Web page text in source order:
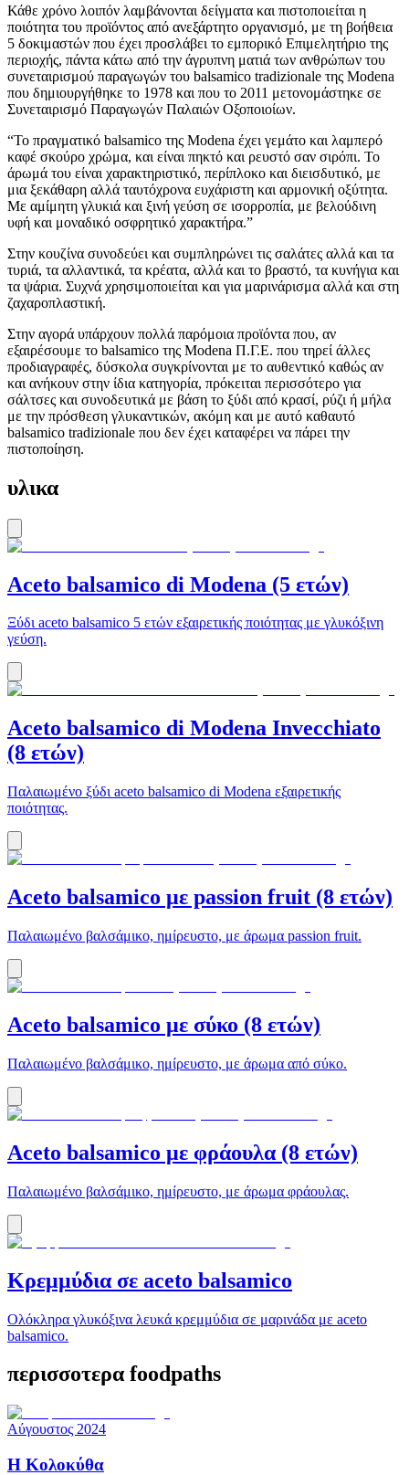
Κάθε χρόνο λοιπόν λαμβάνονται δείγματα και πιστοποιείται η
ποιότητα του προϊόντος από ανεξάρτητο οργανισμό, με τη βοήθεια
5 δοκιμαστών που έχει προσλάβει το εμπορικό Επιμελητήριο της
περιοχής, πάντα κάτω από την άγρυπνη ματιά των ανθρώπων του
συνεταιρισμού παραγωγών του balsamico tradizionale της Modena
που δημιουργήθηκε το 1978 και που το 2011 μετονομάστηκε σε
Συνεταιρισμό Παραγωγών Παλαιών Οξοποιοίων.
“Το πραγματικό balsamico της Modena έχει γεμάτο και λαμπερό
καφέ σκούρο χρώμα, και είναι πηκτό και ρευστό σαν σιρόπι. Το
άρωμά του είναι χαρακτηριστικό, περίπλοκο και διεισδυτικό, με
μια ξεκάθαρη αλλά ταυτόχρονα ευχάριστη και αρμονική οξύτητα.
Με αμίμητη γλυκιά και ξινή γεύση σε ισορροπία, με βελούδινη
υφή και μοναδικό οσφρητικό χαρακτήρα.”
Στην κουζίνα συνοδεύει και συμπληρώνει τις σαλάτες αλλά και τα
τυριά, τα αλλαντικά, τα κρέατα, αλλά και το βραστό, τα κυνήγια και
τα ψάρια. Συχνά χρησιμοποιείται και για μαρινάρισμα αλλά και στη
ζαχαροπλαστική.
Στην αγορά υπάρχουν πολλά παρόμοια προϊόντα που, αν
εξαιρέσουμε το balsamico της Modena Π.Γ.Ε. που τηρεί άλλες
προδιαγραφές, δύσκολα συγκρίνονται με το αυθεντικό καθώς αν
και ανήκουν στην ίδια κατηγορία, πρόκειται περισσότερο για
σάλτσες και συνοδευτικά με βάση το ξύδι από κρασί, ρύζι ή μήλα
με την πρόσθεση γλυκαντικών, ακόμη και με αυτό καθαυτό
balsamico tradizionale που δεν έχει καταφέρει να πάρει την
πιστοποίηση.
υλικα
Aceto balsamico di Modena (5 ετών)
Ξύδι aceto balsamico 5 ετών εξαιρετικής ποιότητας με γλυκόξινη
γεύση.
Aceto balsamico di Modena Invecchiato
(8 ετών)
Παλαιωμένο ξύδι aceto balsamico di Μodena εξαιρετικής
ποιότητας.
Aceto balsamico με passion fruit (8 ετών)
Παλαιωμένο βαλσάμικο, ημίρευστο, με άρωμα passion fruit.
Aceto balsamico με σύκο (8 ετών)
Παλαιωμένο βαλσάμικο, ημίρευστο, με άρωμα από σύκο.
Aceto balsamico με φράουλα (8 ετών)
Παλαιωμένο βαλσάμικο, ημίρευστο, με άρωμα φράουλας.
Κρεμμύδια σε aceto balsamico
Ολόκληρα γλυκόξινα λευκά κρεμμύδια σε μαρινάδα με aceto
balsamico.
περισσοτερα foodpaths
Αύγουστος 2024
Η Κολοκύθα